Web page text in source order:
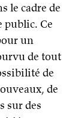
le cadre de
public. Ce
un
de tout
de
de
sur des